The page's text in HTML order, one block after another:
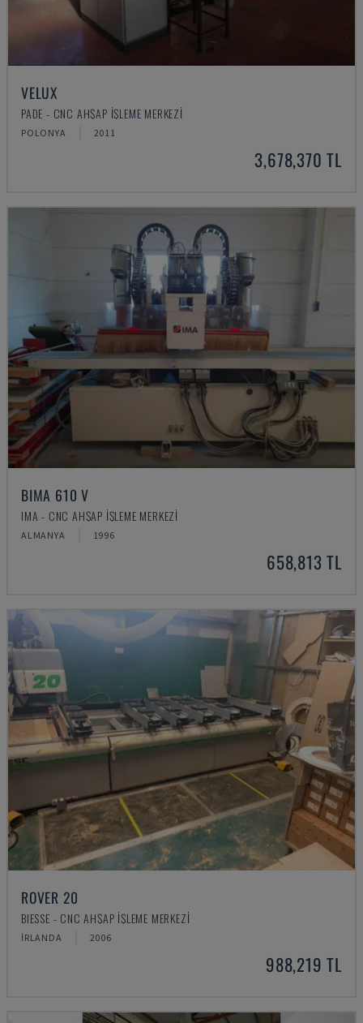
VELUX
PADE - CNC AHŞAP İŞLEME MERKEZI
POLONYA 2011
3,678,370 TL
BIMA 610 V
IMA - CNC AHŞAP İŞLEME MERKEZI
ALMANYA 1996
658,813 TL
ROVER 20
BIESSE - CNC AHŞAP İŞLEME MERKEZI
İRLANDA 2006
988,219 TL